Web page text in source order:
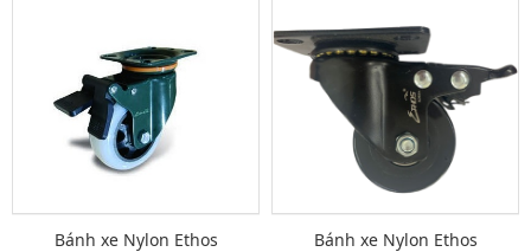
Bánh xe Nylon Ethos
Bánh xe Nylon Ethos